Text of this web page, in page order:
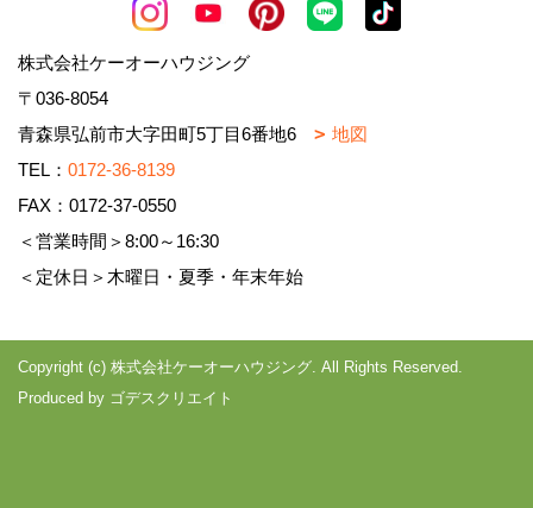
株式会社ケーオーハウジング
〒036-8054
青森県弘前市大字田町5丁目6番地6
地図
TEL： 0172-36-8139
FAX：0172-37-0550
＜営業時間＞8:00～16:30
＜定休日＞木曜日・夏季・年末年始
Copyright (c) 株式会社ケーオーハウジング. All Rights Reserved.
Produced by ゴデスクリエイト